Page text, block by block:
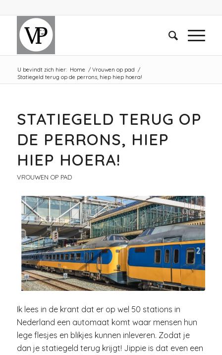
U bevindt zich hier: Home / Vrouwen op pad /
Statiegeld terug op de perrons, hiep hiep hoera!
STATIEGELD TERUG OP
DE PERRONS, HIEP
HIEP HOERA!
VROUWEN OP PAD
Ik lees in de krant dat er op wel 50 stations in
Nederland een automaat komt waar mensen hun
lege flesjes en blikjes kunnen inleveren. Zodat je
dan je statiegeld terug krijgt! Jippie is dat even een